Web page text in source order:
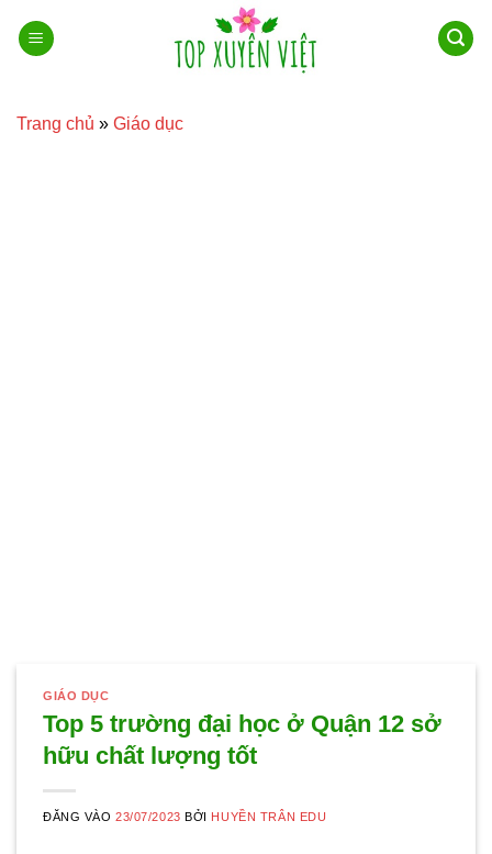
qua
Trang chủ » Giáo dục
GIÁO DỤC
Top 5 trường đại học ở Quận 12 sở
hữu chất lượng tốt
ĐĂNG VÀO23/07/2023 BỞI HUYỀN TRÂN EDU